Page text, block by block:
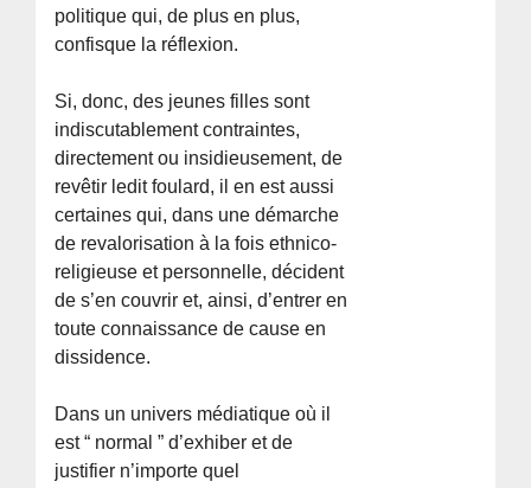
politique qui, de plus en plus,
confisque la réflexion.
Si, donc, des jeunes filles sont
indiscutablement contraintes,
directement ou insidieusement, de
revêtir ledit foulard, il en est aussi
certaines qui, dans une démarche
de revalorisation à la fois ethnico-
religieuse et personnelle, décident
de s’en couvrir et, ainsi, d’entrer en
toute connaissance de cause en
dissidence.
Dans un univers médiatique où il
est “ normal ” d’exhiber et de
justifier n’importe quel